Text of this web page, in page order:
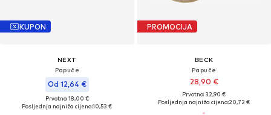
KUPON
NEXT
Papuče
Od 12,64 €
Prvotno: 18,00 €
Posljednja najniža cijena:10,53 €
PROMOCIJA
BECK
Papuče
28,90 €
Prvotno: 32,90 €
Posljednja najniža cijena:20,72 €